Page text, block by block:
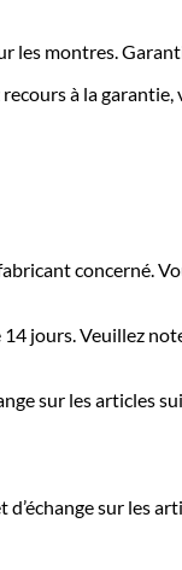
les montres.
à la
concerné.
jours. Veuillez
sur les articles
sur les